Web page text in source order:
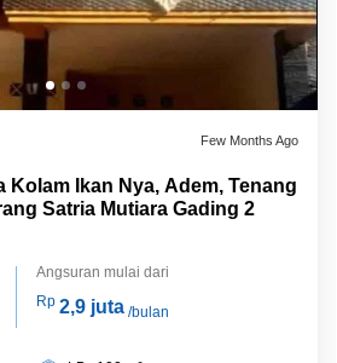
Few Months Ago
Kolam Ikan Nya, Adem, Tenang
Satria Mutiara Gading 2
Angsuran mulai dari
Rp 2,9 juta/bulan